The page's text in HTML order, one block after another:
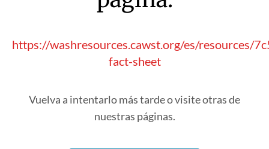
https://washresources.cawst.org/es/resources/
fact-sheet
Vuelva a intentarlo más tarde o visite otras de
nuestras páginas.